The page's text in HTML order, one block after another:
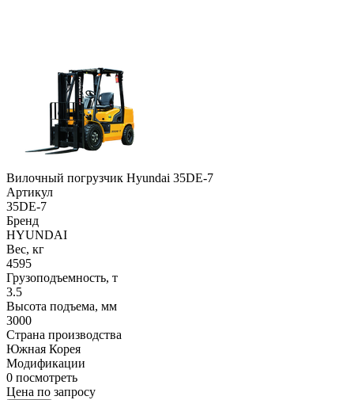
Вилочный погрузчик Hyundai 35DE-7
Артикул
35DE-7
Бренд
HYUNDAI
Вес, кг
4595
Грузоподъемность, т
3.5
Высота подъема, мм
3000
Страна производства
Южная Корея
Модификации
0 посмотреть
Цена по запросу